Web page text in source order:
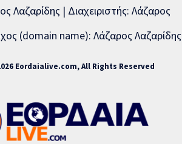
Λαζαρίδης | Διαχειριστής: Λάζαρος
(domain name): Λάζαρος Λαζαρίδης
Eordaialive.com, All Rights Reserved